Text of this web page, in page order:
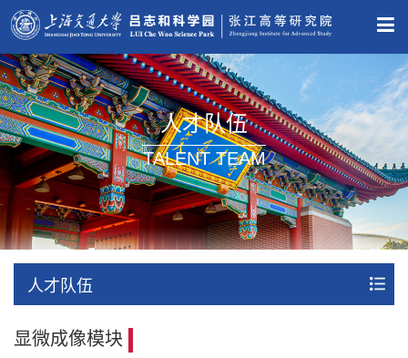
人才队伍
TALENT TEAM
人才队伍
显微成像模块